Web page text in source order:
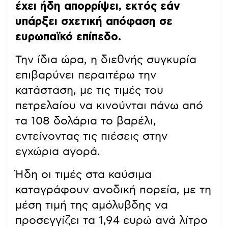
έχει ήδη απορρίψει, εκτός εάν
υπάρξει σχετική απόφαση σε
ευρωπαϊκό επίπεδο.
Την ίδια ώρα, η διεθνής συγκυρία
επιβαρύνει περαιτέρω την
κατάσταση, με τις τιμές του
πετρελαίου να κινούνται πάνω από
τα 108 δολάρια το βαρέλι,
εντείνοντας τις πιέσεις στην
εγχώρια αγορά.
Ήδη οι τιμές στα καύσιμα
καταγράφουν ανοδική πορεία, με τη
μέση τιμή της αμόλυβδης να
προσεγγίζει τα 1,94 ευρώ ανά λίτρο